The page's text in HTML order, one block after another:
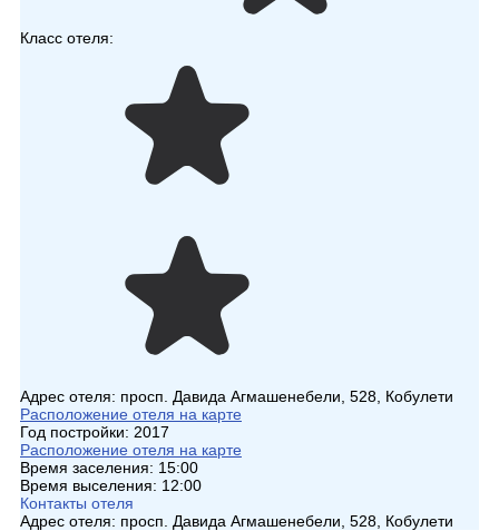
Класс отеля:
Адрес отеля: просп. Давида Агмашенебели, 528, Кобулети
Расположение отеля на карте
Год постройки: 2017
Расположение отеля на карте
Время заселения: 15:00
Время выселения: 12:00
Контакты отеля
Адрес отеля: просп. Давида Агмашенебели, 528, Кобулети